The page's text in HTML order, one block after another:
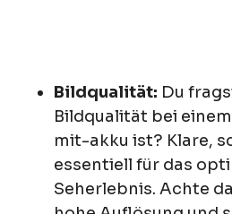
Bildqualität: Du
Bildqualität bei
mit-akku ist? Klare,
essentiell für das
Seherlebnis. Achte